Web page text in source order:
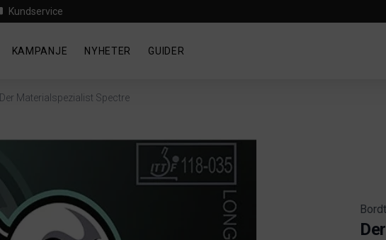
Kundservice
KAMPANJE NYHETER GUIDER
Der Materialspezialist Spectre